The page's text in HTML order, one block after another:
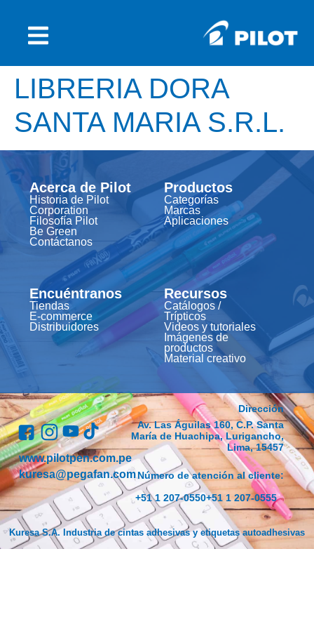
LIBRERIA DORA
SANTA MARIA S.R.L.
Acerca de Pilot
Historia de Pilot
Corporation
Filosofía Pilot
Be Green
Contáctanos
Productos
Categorías
Marcas
Aplicaciones
Encuéntranos
Tiendas
E-commerce
Distribuidores
Recursos
Catálogos /
Trípticos
Videos y tutoriales
Imágenes de
productos
Material creativo
www.pilotpen.com.pe
kuresa@pegafan.com
Dirección
Av. Las Águilas 160, C.P. Santa
María de Huachipa, Lurigancho,
Lima, 15457
Número de atención al cliente:
+51 1 207-0550+51 1 207-0555
Kuresa S.A. Industria de cintas adhesivas y etiquetas autoadhesivas